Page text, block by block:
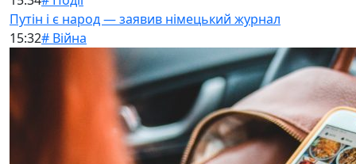
Путін і є народ — заявив німецький журнал
15:32# Війна